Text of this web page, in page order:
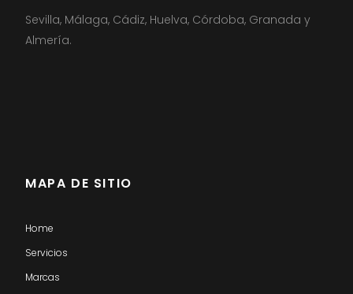
Sevilla, Málaga, Cádiz, Huelva, Córdoba, Granada y
Almería.
MAPA DE SITIO
Home
Servicios
Marcas